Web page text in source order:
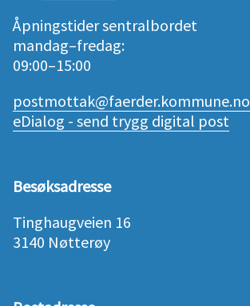
Åpningstider sentralbordet
mandag–fredag:
09:00–15:00
postmottak@faerder.kommune.no
eDialog - send trygg digital post
Besøksadresse
Tinghaugveien 16
3140 Nøtterøy